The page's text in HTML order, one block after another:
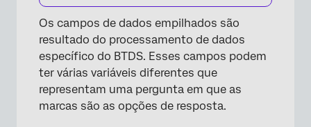
Os campos de dados empilhados são
resultado do processamento de dados
específico do BTDS. Esses campos podem
ter várias variáveis diferentes que
representam uma pergunta em que as
marcas são as opções de resposta.